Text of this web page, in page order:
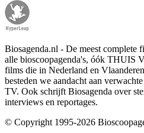
Biosagenda.nl - De meest complete
alle bioscoopagenda's, óók THUIS
films die in Nederland en
besteden we aandacht aan
TV. Ook schrijft Biosagenda over
interviews en reportages.
© Copyright 1995-2026